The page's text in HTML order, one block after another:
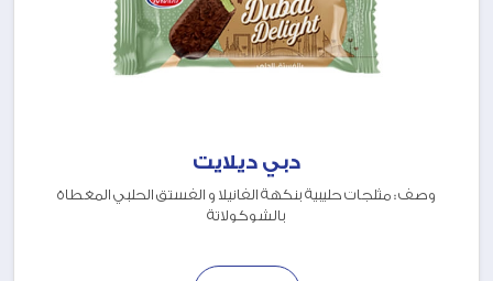
دبي ديلايت
وصف : مثلجات حليبية بنكهة الفانيلا و الفستق الحلبي المغطاة
بالشوكولاتة